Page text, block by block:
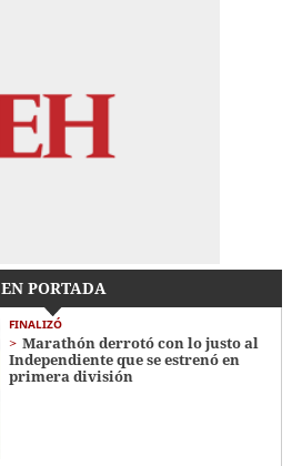
EN PORTADA
FINALIZÓ
Marathón derrotó con lo justo al
Independiente que se estrenó en
primera división